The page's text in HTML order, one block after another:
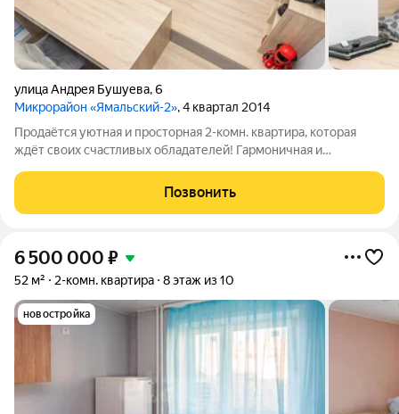
улица Андрея Бушуева,6
Микрорайон «Ямальский-2», 4 квартал 2014
Продаётся уютная и просторная 2-комн. квартира, которая
ждёт своих счастливых обладателей! Гармоничная и
квартиры - включает в себя просторную кухню-гостинную, 2
спальни, просторный холл,
Позвонить
6 500 000 ₽
52 м² 2-комн. квартира 8 этаж из 10
новостройка